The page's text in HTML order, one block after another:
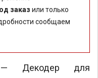
заказ или только
сообщаем
Декодер для